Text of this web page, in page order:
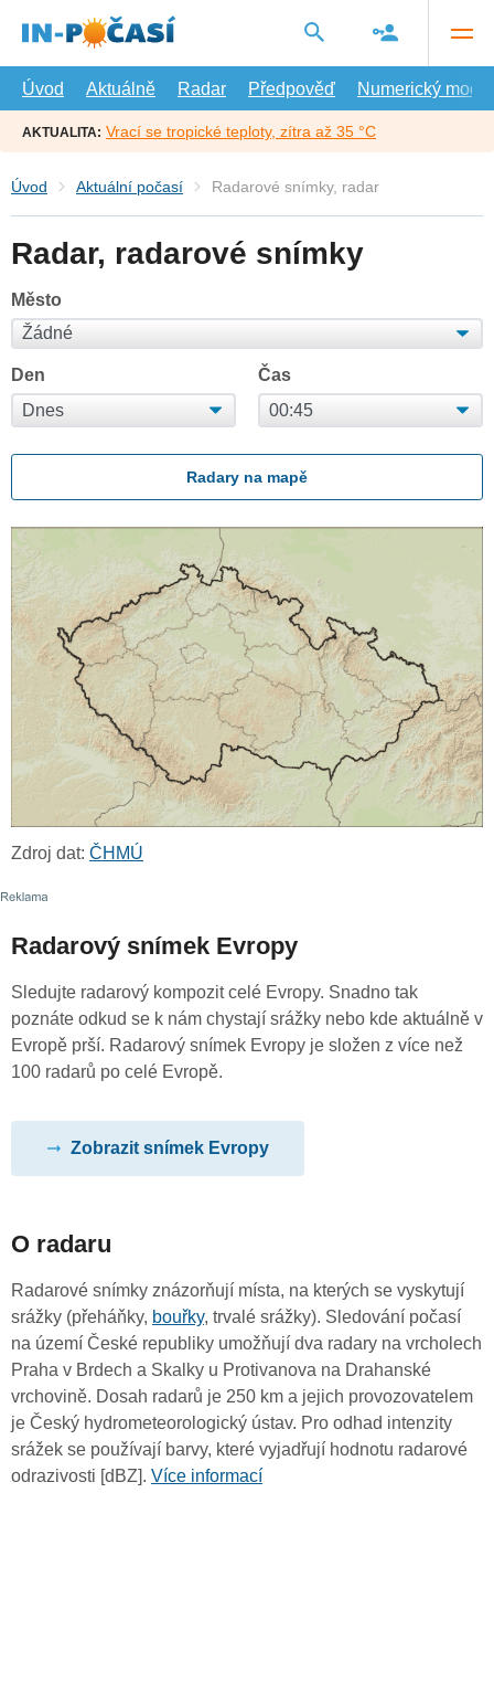
hlavní
Úvod
Aktuálně Radar Předpověď Numerický model
AKTUALITA: Vrací se tropické teploty, zítra až 35 °C
Úvod Aktuální počasí Radarové snímky, radar
Radar, radarové snímky
Město
Den Čas
Radary na mapě
Zdroj dat: ČHMÚ
Radarový snímek Evropy
Sledujte radarový kompozit celé Evropy. Snadno tak
poznáte odkud se k nám chystají srážky nebo kde aktuálně v
Evropě prší. Radarový snímek Evropy je složen z více než
100 radarů po celé Evropě.
Zobrazit snímek Evropy
O radaru
Radarové snímky znázorňují místa, na kterých se vyskytují
srážky (přeháňky, bouřky, trvalé srážky). Sledování počasí
na území České republiky umožňují dva radary na vrcholech
Praha v Brdech a Skalky u Protivanova na Drahanské
vrchovině. Dosah radarů je 250 km a jejich provozovatelem
je Český hydrometeorologický ústav. Pro odhad intenzity
srážek se používají barvy, které vyjadřují hodnotu radarové
odrazivosti [dBZ]. Více informací